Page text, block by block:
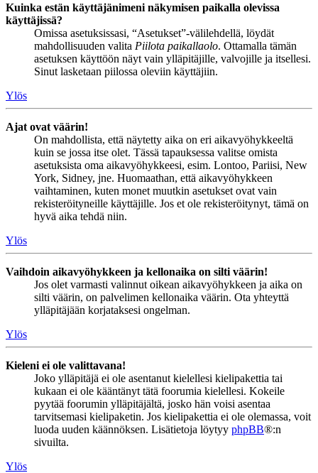
Kuinka estän käyttäjänimeni näkymisen paikalla olevissa
käyttäjissä?
Omissa asetuksissasi, “Asetukset”-välilehdellä, löydät
mahdollisuuden valita Piilota paikallaolo. Ottamalla tämän
asetuksen käyttöön näyt vain ylläpitäjille, valvojille ja itsellesi.
Sinut lasketaan piilossa oleviin käyttäjiin.
Ylös
Ajat ovat väärin!
On mahdollista, että näytetty aika on eri aikavyöhykkeeltä
kuin se jossa itse olet. Tässä tapauksessa valitse omista
asetuksista oma aikavyöhykkeesi, esim. Lontoo, Pariisi, New
York, Sidney, jne. Huomaathan, että aikavyöhykkeen
vaihtaminen, kuten monet muutkin asetukset ovat vain
rekisteröityneille käyttäjille. Jos et ole rekisteröitynyt, tämä on
hyvä aika tehdä niin.
Ylös
Vaihdoin aikavyöhykkeen ja kellonaika on silti väärin!
Jos olet varmasti valinnut oikean aikavyöhykkeen ja aika on
silti väärin, on palvelimen kellonaika väärin. Ota yhteyttä
ylläpitäjään korjataksesi ongelman.
Ylös
Kieleni ei ole valittavana!
Joko ylläpitäjä ei ole asentanut kielellesi kielipakettia tai
kukaan ei ole kääntänyt tätä foorumia kielellesi. Kokeile
pyytää foorumin ylläpitäjältä, josko hän voisi asentaa
tarvitsemasi kielipaketin. Jos kielipakettia ei ole olemassa, voit
luoda uuden käännöksen. Lisätietoja löytyy phpBB®:n
sivuilta.
Ylös